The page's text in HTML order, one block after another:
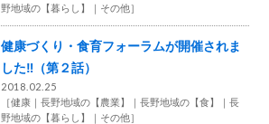
野地域の【暮らし】
その他］
健康づくり・食育フォーラムが開催されま
した‼（第２話）
2018.02.25
［健康 長野地域の【農業】 長野地域の【食】
長
野地域の【暮らし】
その他］